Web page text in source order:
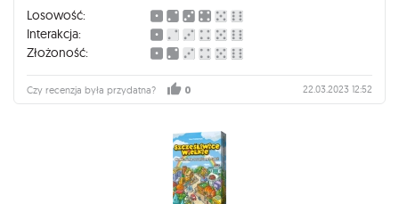
zostać w domu bo gdyby doszło do zamoczenia z
jakiegokolwiek powodu to mimo wieku kartek do rozegrania,
gra staje się bezużyteczna więc gram tylko z dorosłymi w
domu a na wyjazdy i z dziećmi to wchodzą inne wykreślanki
gdzie kostki mają jednolitą strukturę i nie jest prawie
niemożliwe żeby je zniszczyć :)
Losowość:
Interakcja:
Złożoność:
Czy recenzja była przydatna? 0 22.03.2023 12:52